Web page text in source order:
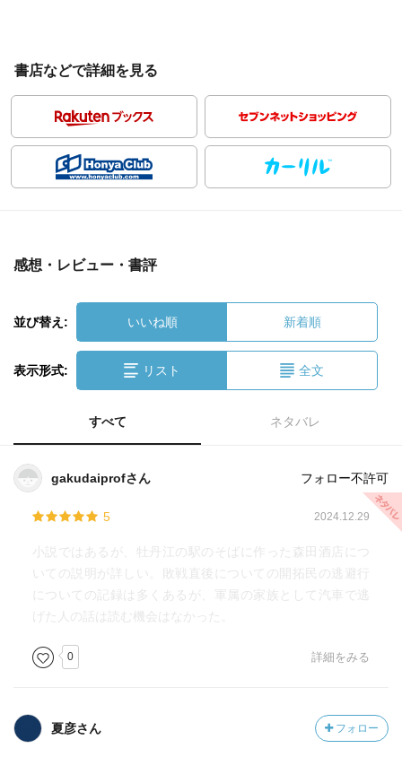
書店などで詳細を見る
感想・レビュー・書評
並び替え: いいね順 新着順
表示形式: リスト 全文
すべて ネタバレ
gakudaiprofさん フォロー不許可
5 2024.12.29
小説ではあるが、牡丹江の駅のそばに作った森田酒店につ
いての説明が詳しい。敗戦直後についての開拓民の逃避行
についての記録は多くあるが、軍属の家族として汽車で逃
げた人の話は読む機会はなかった。
0 詳細をみる
夏彦さん フォロー